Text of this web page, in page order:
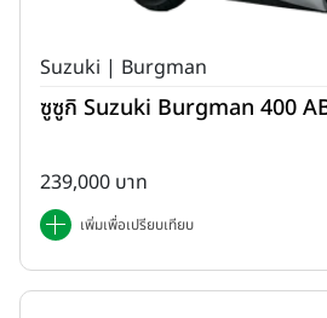
Suzuki | Burgman
ซูซูกิ Suzuki Burgman 400
239,000 บาท
เพิ่มเพื่อเปรียบเทียบ